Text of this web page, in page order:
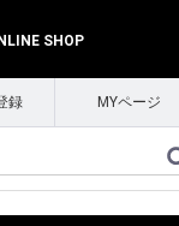
SHOP
録 MYページ